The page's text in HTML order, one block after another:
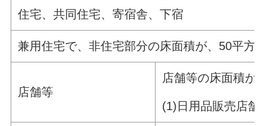
住宅、共同住宅、寄宿舎、下宿
兼用住宅で、非住宅部分の床面積が、50平方
店舗等
店舗等の床面積が
(1)日用品販売店舗